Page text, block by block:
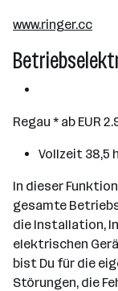
www.ringer.cc
Regau * ab EUR
Vollzeit 38,5 h
In dieser
gesamte
die Installation,
elektrischen
bist Du für die
Störungen, die